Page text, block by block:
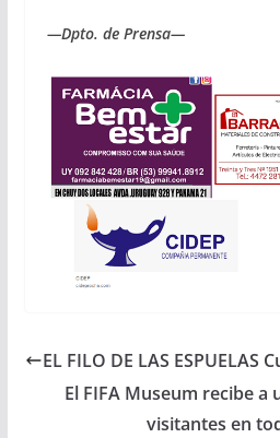
—Dpto. de Prensa—
EL FILO DE LAS
El FIFA Museum recibe a
visitantes en